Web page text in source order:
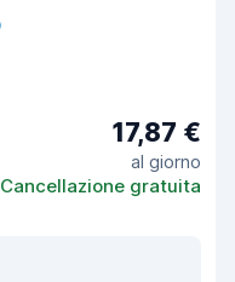
17,87 €
al giorno
Cancellazione gratuita